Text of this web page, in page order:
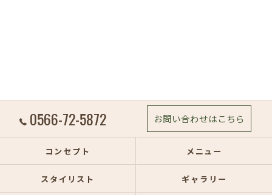
0566-72-5872 お問い合わせはこちら
コンセプト メニュー
スタイリスト ギャラリー